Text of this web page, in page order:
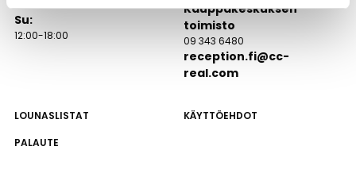
LOUNASLISTAT
KÄYTTÖEHDOT
PALAUTE
Su:
12:00-18:00
Kauppakeskuksen
toimisto
09 343 6480
reception.fi@cc-
real.com